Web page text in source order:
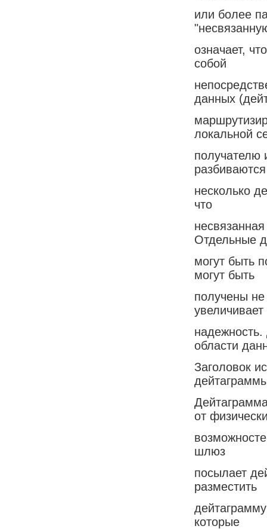
или более
означает,
собой
данных
локальной
несколько
что
Отдельные
могут быть
могут быть
получены
увеличивает
области
Заголовок
от
шлюз
посылает
разместить
которые